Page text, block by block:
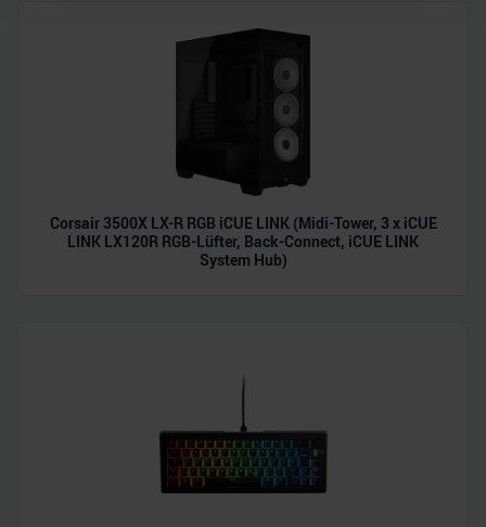
personalisieren, Funktionen für soziale Medien anbieten
zu können und die Zugriffe auf unsere Website zu
analysieren. Außerdem geben wir Informationen zu Ihrer
Verwendung unserer Website an unsere Partner für
soziale Medien, Werbung und Analysen weiter. Unsere
Partner führen diese Informationen möglicherweise mit
weiteren Daten zusammen, die Sie ihnen bereitgestellt
haben oder die sie im Rahmen Ihrer Nutzung der Dienste
gesammelt haben.
Corsair 3500X LX-R RGB iCUE LINK (Midi-Tower, 3 x iCUE
LINK LX120R RGB-Lüfter, Back-Connect, iCUE LINK
System Hub)